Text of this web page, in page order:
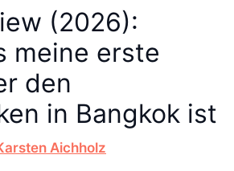
(2026):
meine erste
den
in Bangkok ist
Aichholz